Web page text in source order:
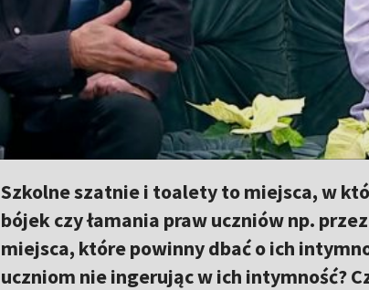
Szkolne szatnie i toalety to miejsca, w
bójek czy łamania praw uczniów np.
miejsca, które powinny dbać o ich
uczniom nie ingerując w ich intymność?